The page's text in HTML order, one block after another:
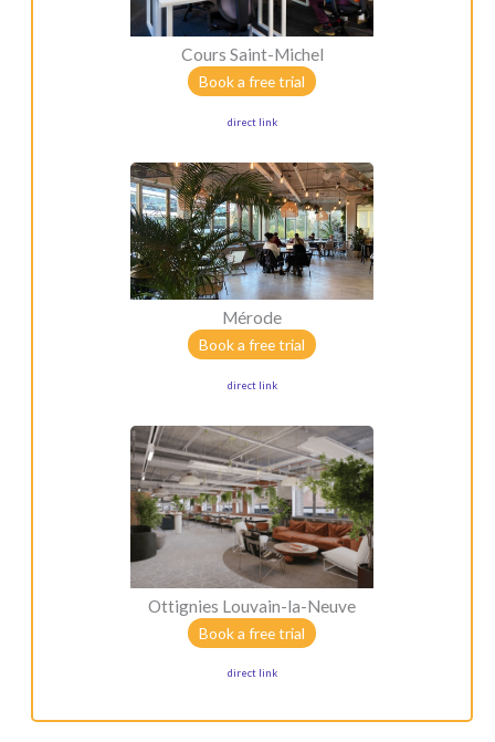
Cours Saint-Michel
Book a free trial
direct link
Mérode
Book a free trial
direct link
Ottignies Louvain-la-Neuve
Book a free trial
direct link